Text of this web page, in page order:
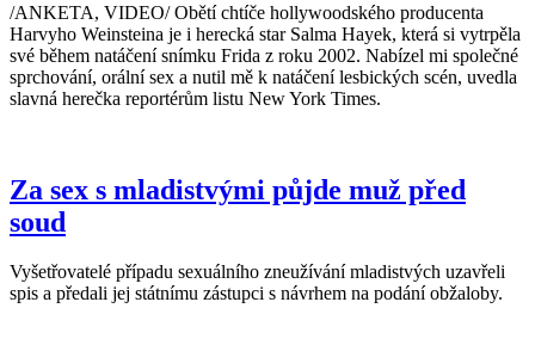
/ANKETA, VIDEO/ Obětí chtíče hollywoodského producenta
Harvyho Weinsteina je i herecká star Salma Hayek, která si vytrpěla
své během natáčení snímku Frida z roku 2002. Nabízel mi společné
sprchování, orální sex a nutil mě k natáčení lesbických scén, uvedla
slavná herečka reportérům listu New York Times.
Za sex s mladistvými půjde muž před
soud
Vyšetřovatelé případu sexuálního zneužívání mladistvých uzavřeli
spis a předali jej státnímu zástupci s návrhem na podání obžaloby.